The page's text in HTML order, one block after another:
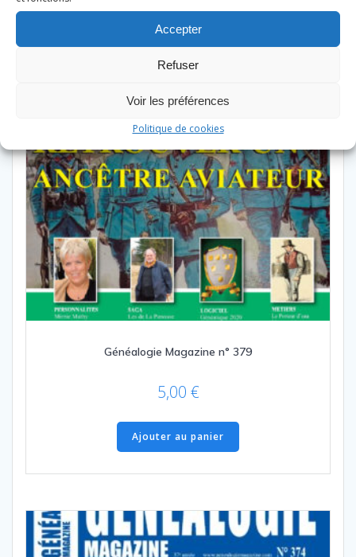
Accepter
Refuser
Voir les préférences
Politique de cookies
Généalogie Magazine n° 379
5,00 €
Ajouter au panier